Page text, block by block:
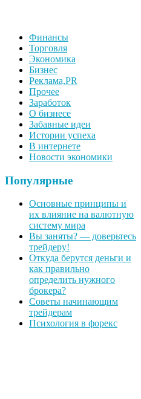
Финансы
Торговля
Экономика
Бизнес
Реклама,PR
Прочее
Заработок
О бизнесе
Забавные идеи
Истории успеха
В интернете
Новости экономики
Популярные
Основные принципы и
их влияние на валютную
систему мира
Вы заняты? — доверьтесь
трейдеру!
Откуда берутся деньги и
как правильно
определить нужного
брокера?
Советы начинающим
трейдерам
Психология в форекс